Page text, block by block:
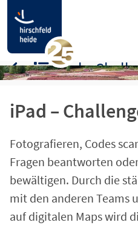
iPad –
Fotografieren, Codes
Fragen beantworten
bewältigen. Durch die
mit den anderen Teams
auf digitalen Maps wird
iPad –